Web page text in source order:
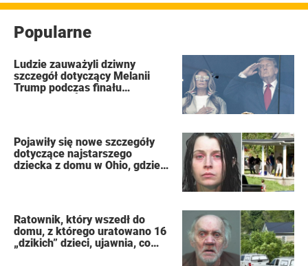
trudniejszych ...
Popularne
Ludzie zauważyli dziwny
szczegół dotyczący Melanii
Trump podczas finału
Pojawiły się nowe szczegóły
dotyczące najstarszego
dziecka z domu w Ohio, gdzie
Ratownik, który wszedł do
domu, z którego uratowano 16
„dzikich” dzieci, ujawnia, co